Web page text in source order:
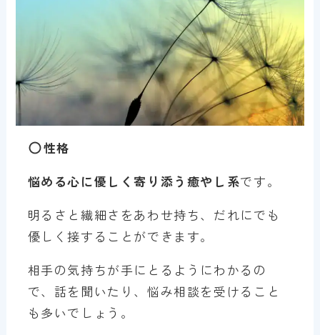
性格
悩める心に優しく寄り添う癒やし系です。
明るさと繊細さをあわせ持ち、だれにでも
優しく接することができます。
相手の気持ちが手にとるようにわかるの
で、話を聞いたり、悩み相談を受けること
も多いでしょう。